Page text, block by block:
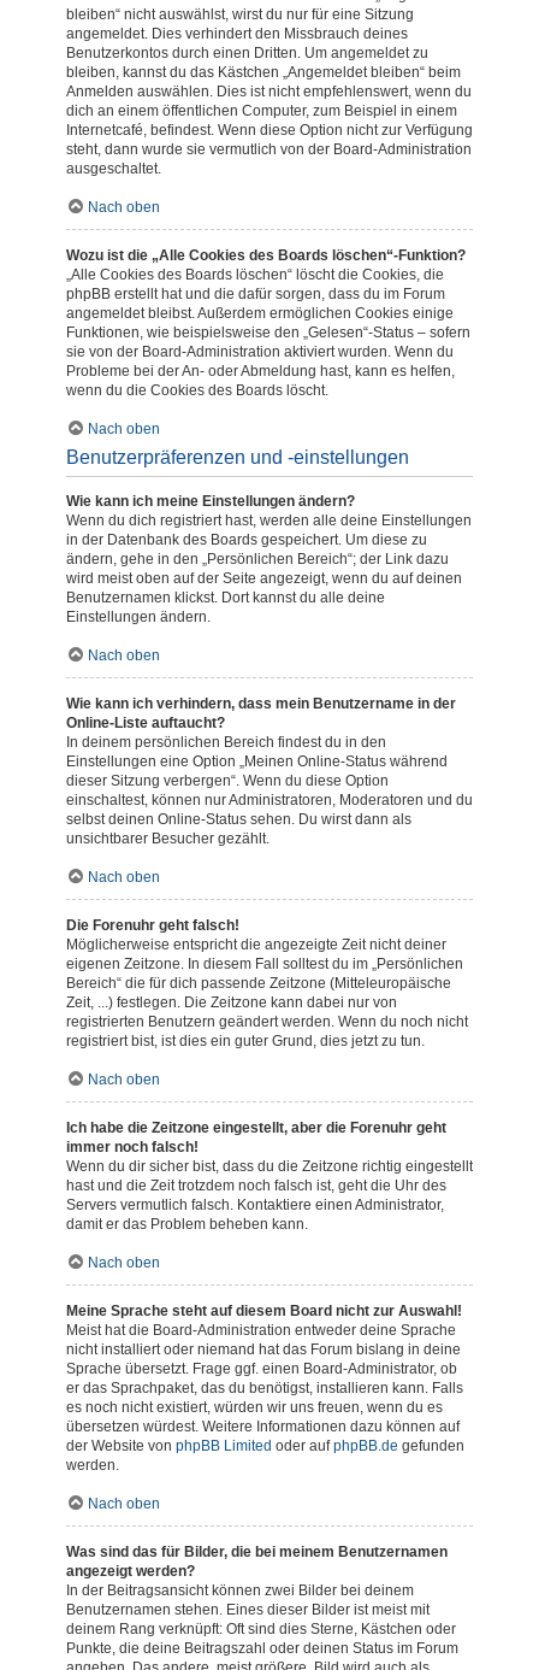
bleiben“ nicht auswählst, wirst du nur für eine Sitzung
angemeldet. Dies verhindert den Missbrauch deines
Benutzerkontos durch einen Dritten. Um angemeldet zu
bleiben, kannst du das Kästchen „Angemeldet bleiben“ beim
Anmelden auswählen. Dies ist nicht empfehlenswert, wenn du
dich an einem öffentlichen Computer, zum Beispiel in einem
Internetcafé, befindest. Wenn diese Option nicht zur Verfügung
steht, dann wurde sie vermutlich von der Board-Administration
ausgeschaltet.
Nach oben
Wozu ist die „Alle Cookies des Boards löschen“-Funktion?
„Alle Cookies des Boards löschen“ löscht die Cookies, die
phpBB erstellt hat und die dafür sorgen, dass du im Forum
angemeldet bleibst. Außerdem ermöglichen Cookies einige
Funktionen, wie beispielsweise den „Gelesen“-Status – sofern
sie von der Board-Administration aktiviert wurden. Wenn du
Probleme bei der An- oder Abmeldung hast, kann es helfen,
wenn du die Cookies des Boards löscht.
Nach oben
Benutzerpräferenzen und -einstellungen
Wie kann ich meine Einstellungen ändern?
Wenn du dich registriert hast, werden alle deine Einstellungen
in der Datenbank des Boards gespeichert. Um diese zu
ändern, gehe in den „Persönlichen Bereich“; der Link dazu
wird meist oben auf der Seite angezeigt, wenn du auf deinen
Benutzernamen klickst. Dort kannst du alle deine
Einstellungen ändern.
Nach oben
Wie kann ich verhindern, dass mein Benutzername in der
Online-Liste auftaucht?
In deinem persönlichen Bereich findest du in den
Einstellungen eine Option „Meinen Online-Status während
dieser Sitzung verbergen“. Wenn du diese Option
einschaltest, können nur Administratoren, Moderatoren und du
selbst deinen Online-Status sehen. Du wirst dann als
unsichtbarer Besucher gezählt.
Nach oben
Die Forenuhr geht falsch!
Möglicherweise entspricht die angezeigte Zeit nicht deiner
eigenen Zeitzone. In diesem Fall solltest du im „Persönlichen
Bereich“ die für dich passende Zeitzone (Mitteleuropäische
Zeit, ...) festlegen. Die Zeitzone kann dabei nur von
registrierten Benutzern geändert werden. Wenn du noch nicht
registriert bist, ist dies ein guter Grund, dies jetzt zu tun.
Nach oben
Ich habe die Zeitzone eingestellt, aber die Forenuhr geht
immer noch falsch!
Wenn du dir sicher bist, dass du die Zeitzone richtig eingestellt
hast und die Zeit trotzdem noch falsch ist, geht die Uhr des
Servers vermutlich falsch. Kontaktiere einen Administrator,
damit er das Problem beheben kann.
Nach oben
Meine Sprache steht auf diesem Board nicht zur Auswahl!
Meist hat die Board-Administration entweder deine Sprache
nicht installiert oder niemand hat das Forum bislang in deine
Sprache übersetzt. Frage ggf. einen Board-Administrator, ob
er das Sprachpaket, das du benötigst, installieren kann. Falls
es noch nicht existiert, würden wir uns freuen, wenn du es
übersetzen würdest. Weitere Informationen dazu können auf
der Website von phpBB Limited oder aufphpBB.de gefunden
werden.
Nach oben
Was sind das für Bilder, die bei meinem Benutzernamen
angezeigt werden?
In der Beitragsansicht können zwei Bilder bei deinem
Benutzernamen stehen. Eines dieser Bilder ist meist mit
deinem Rang verknüpft: Oft sind dies Sterne, Kästchen oder
Punkte, die deine Beitragszahl oder deinen Status im Forum